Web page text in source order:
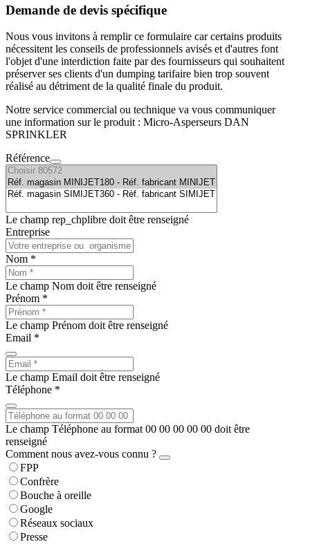
Demande de devis spécifique
Nous vous invitons à remplir ce formulaire car certains produits
nécessitent les conseils de professionnels avisés et d'autres font
l'objet d'une interdiction faite par des fournisseurs qui souhaitent
préserver ses clients d'un dumping tarifaire bien trop souvent
réalisé au détriment de la qualité finale du produit.
Notre service commercial ou technique va vous communiquer
une information sur le produit : Micro-Asperseurs DAN
SPRINKLER
Référence
Le champ rep_chplibre doit être renseigné
Entreprise
Nom *
Le champ Nom doit être renseigné
Prénom *
Le champ Prénom doit être renseigné
Email *
Le champ Email doit être renseigné
Téléphone *
Le champ Téléphone au format 00 00 00 00 00 doit être
renseigné
Comment nous avez-vous connu ?
FPP
Confrère
Bouche à oreille
Google
Réseaux sociaux
Presse